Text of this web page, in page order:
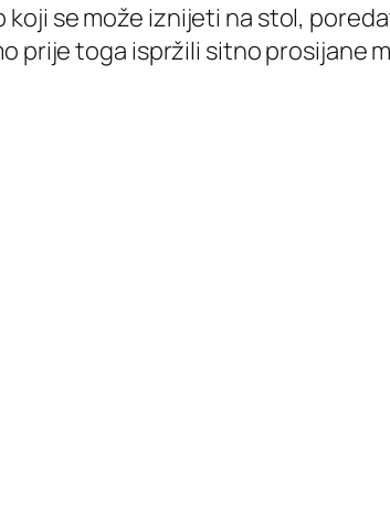
koji se može iznijeti na stol,
prije toga ispržili sitno prosijane